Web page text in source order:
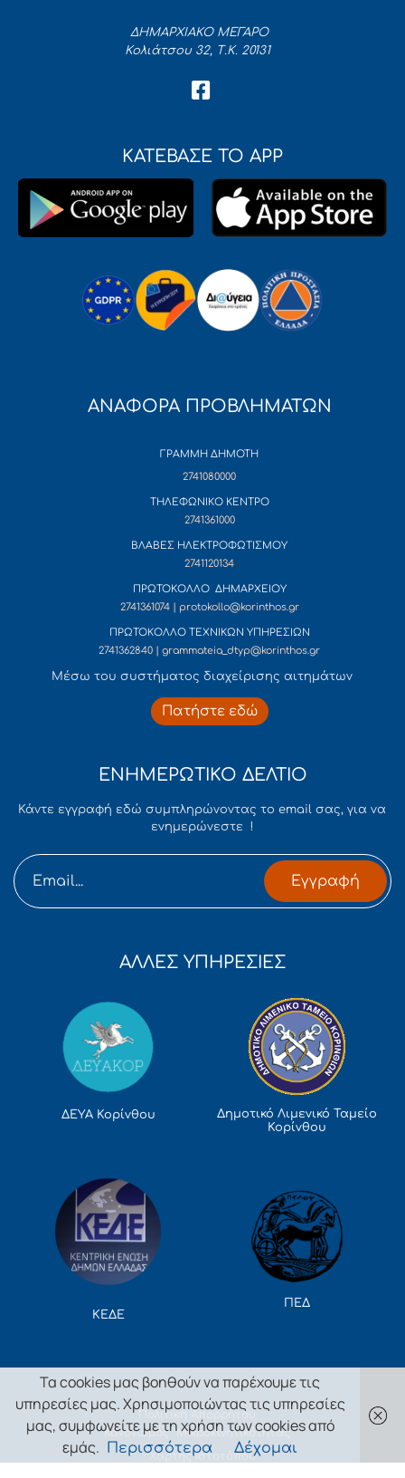
ΔΗΜΑΡΧΙΑΚΟ ΜΕΓΑΡΟ
Κολιάτσου 32, Τ.Κ. 20131
ΚΑΤΕΒΑΣΕ ΤΟ APP
ΑΝΑΦΟΡΑ ΠΡΟΒΛΗΜΑΤΩΝ
ΓΡΑΜΜΗ ΔΗΜΟΤΗ
2741080000
ΤΗΛΕΦΩΝΙΚΟ ΚΕΝΤΡΟ
2741361000
ΒΛΑΒΕΣ ΗΛΕΚΤΡΟΦΩΤΙΣΜΟΥ
2741120134
ΠΡΩΤΟΚΟΛΛΟ ΔΗΜΑΡΧΕΙΟΥ
2741361074 | protokollo@korinthos.gr
ΠΡΩΤΟΚΟΛΛΟ ΤΕΧΝΙΚΩΝ ΥΠΗΡΕΣΙΩΝ
2741362840 | grammateia_dtyp@korinthos.gr
Mέσω του συστήματος διαχείρισης αιτημάτων
Πατήστε εδώ
ΕΝΗΜΕΡΩΤΙΚΟ ΔΕΛΤΙΟ
Κάντε εγγραφή εδώ συμπληρώνοντας το email σας, για να
ενημερώνεστε !
Εγγραφή
ΑΛΛΕΣ ΥΠΗΡΕΣΙΕΣ
ΔΕΥΑ Κορίνθου
Δημοτικό Λιμενικό Ταμείο
Κορίνθου
ΚΕΔΕ
ΠΕΔ
Πολιτική Απορρήτου
Κανονισμός Μικροκινητικότητας
Χάρτης Ιστοτόπου
Τα cookies μας βοηθούν να παρέχουμε τις
υπηρεσίες μας. Χρησιμοποιώντας τις υπηρεσίες
μας, συμφωνείτε με τη χρήση των cookies από
εμάς.
Περισσότερα Δέχομαι